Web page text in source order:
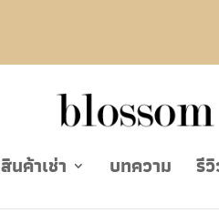
สินค้าเช่า บทความ รี